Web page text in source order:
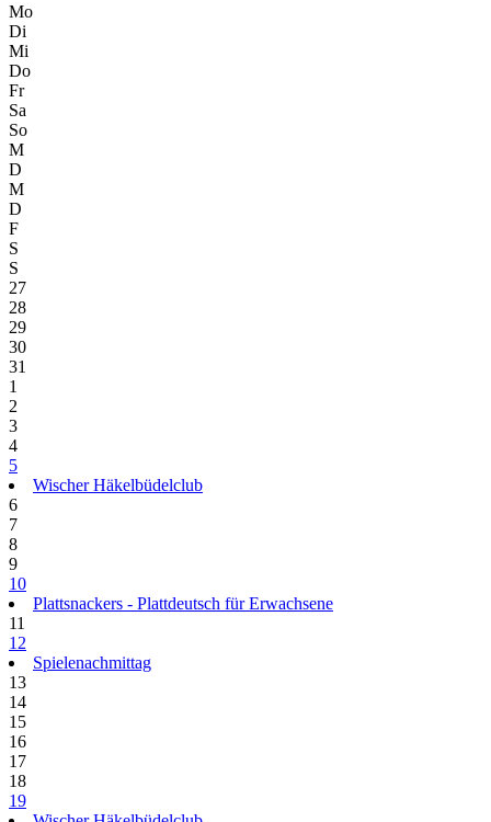
Mo
Di
Mi
Do
Fr
Sa
So
M
D
M
D
F
S
S
27
28
29
30
31
1
2
3
4
5
Wischer Häkelbüdelclub
6
7
8
9
10
Plattsnackers - Plattdeutsch für Erwachsene
11
12
Spielenachmittag
13
14
15
16
17
18
19